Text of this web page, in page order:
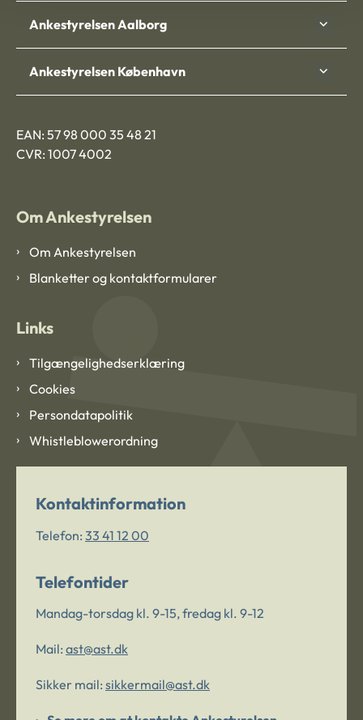
Ankestyrelsen Aalborg
Ankestyrelsen København
EAN: 57 98 000 35 48 21
CVR: 1007 4002
Om Ankestyrelsen
Om Ankestyrelsen
Blanketter og kontaktformularer
Links
Tilgængelighedserklæring
Cookies
Persondatapolitik
Whistleblowerordning
Kontaktinformation
Telefon: 33 41 12 00
Telefontider
Mandag-torsdag kl. 9-15, fredag kl. 9-12
Mail: ast@ast.dk
Sikker mail: sikkermail@ast.dk